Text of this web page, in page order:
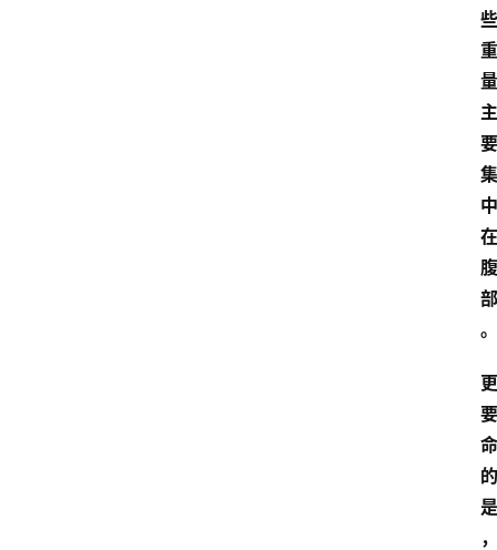
些
重
量
主
要
集
中
在
腹
部
。
更
要
命
的
是
，